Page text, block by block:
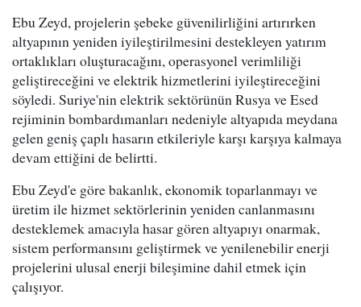
Ebu Zeyd, projelerin şebeke güvenilirliğini artırırken
altyapının yeniden iyileştirilmesini destekleyen yatırım
ortaklıkları oluşturacağını, operasyonel verimliliği
geliştireceğini ve elektrik hizmetlerini iyileştireceğini
söyledi. Suriye'nin elektrik sektörünün Rusya ve Esed
rejiminin bombardımanları nedeniyle altyapıda meydana
gelen geniş çaplı hasarın etkileriyle karşı karşıya kalmaya
devam ettiğini de belirtti.
Ebu Zeyd'e göre bakanlık, ekonomik toparlanmayı ve
üretim ile hizmet sektörlerinin yeniden canlanmasını
desteklemek amacıyla hasar gören altyapıyı onarmak,
sistem performansını geliştirmek ve yenilenebilir enerji
projelerini ulusal enerji bileşimine dahil etmek için
çalışıyor.